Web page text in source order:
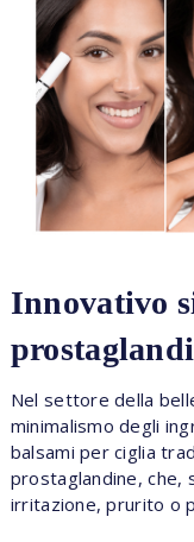
Innovativo
Nel settore della
minimalismo degli
balsami per ciglia
prostaglandine, che,
irritazione, prurito o